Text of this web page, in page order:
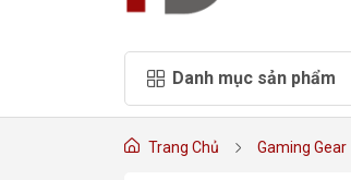
Danh mục sản phẩm
Trang Chủ Gaming Gear